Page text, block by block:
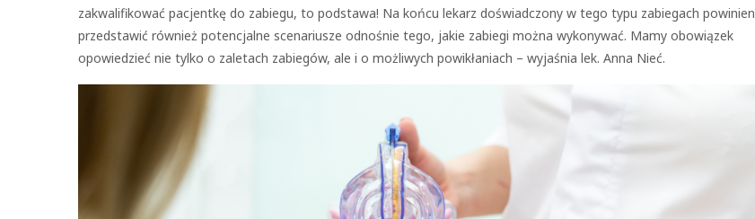
zakwalifikować pacjentkę do zabiegu, to podstawa! Na końcu lekarz doświadczony w tego typu zabiegach powinien
przedstawić również potencjalne scenariusze odnośnie tego, jakie zabiegi można wykonywać. Mamy obowiązek
opowiedzieć nie tylko o zaletach zabiegów, ale i o możliwych powikłaniach – wyjaśnia lek. Anna Nieć.